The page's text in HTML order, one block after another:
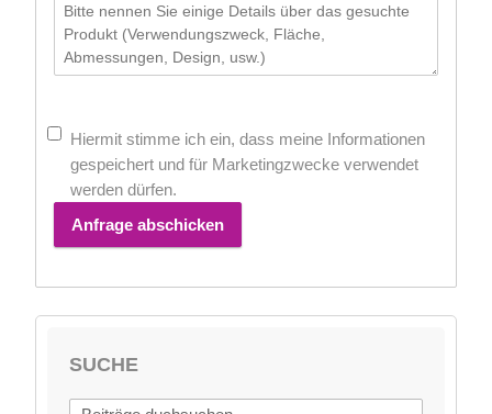
Hiermit stimme ich ein, dass meine Informationen
gespeichert und für Marketingzwecke verwendet
werden dürfen.
Anfrage abschicken
SUCHE